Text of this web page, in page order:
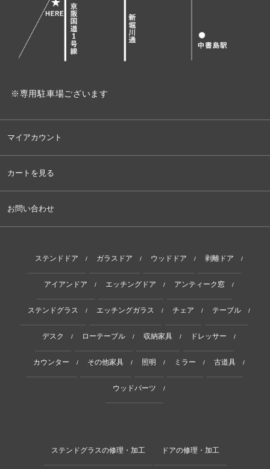
※専用駐車場ございます
マイアカウント
カートを見る
お問い合わせ
ステンドドア / ガラスドア / ウッドドア / 剥離ドア /
アイアンドア / エッチングドア / アンティーク窓 /
ステンドグラス / エッチングガラス / チェア / テーブル /
デスク / ローテーブル / 収納家具 / ドレッサー /
カウンター / その他家具 / 照明 / ミラー / 古道具 /
ウッドパーツ /
ステンドグラスの修理・加工 ドアの修理・加工